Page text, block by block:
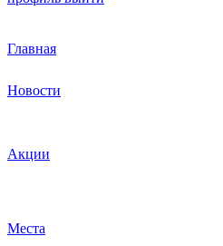
Главная
Новости
Акции
Места